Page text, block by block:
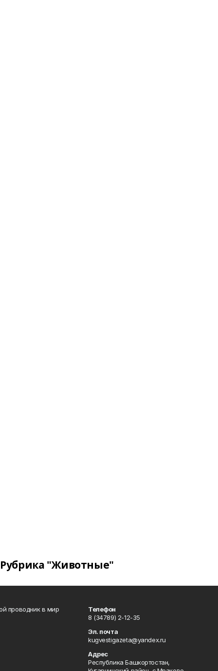
Рубрика "Животные"
проводник в мир
Телефон
8 (34789) 2-12-35
Эл. почта
kugvestigazeta@yandex.ru
Адрес
Республика Башкортостан,